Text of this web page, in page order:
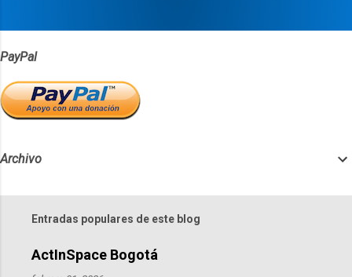
PayPal
Archivo
Entradas populares de este blog
ActInSpace Bogotá